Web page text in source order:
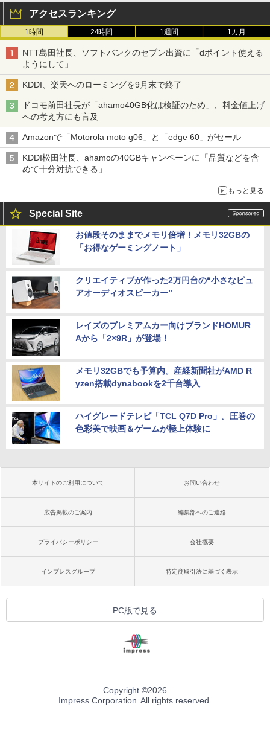
アクセスランキング
1時間 24時間 1週間 1カ月
NTT島田社長、ソフトバンクのセブン出資に「dポイント使える
ようにして」
KDDI、楽天へのローミングを9月末で終了
ドコモ前田社長が「ahamo40GB化は検証のため」、料金値上げ
への考え方にも言及
Amazonで「Motorola moto g06」と「edge 60」がセール
KDDI松田社長、ahamoの40GBキャンペーンに「品質などを含
めて十分対抗できる」
もっと見る
Special Site
お値段そのままでメモリ倍増！メモリ32GBの
「お得なゲーミングノート」
クリエイティブが作った2万円台の“小さなピュ
アオーディオスピーカー”
レイズのプレミアムカー向けブランドHOMUR
Aから「2×9R」が登場！
メモリ32GBでも予算内。産経新聞社がAMD R
yzen搭載dynabookを2千台導入
ハイグレードテレビ「TCL Q7D Pro」。圧巻の
色彩美で映画＆ゲームが極上体験に
本サイトのご利用について お問い合わせ
広告掲載のご案内 編集部へのご連絡
プライバシーポリシー 会社概要
インプレスグループ 特定商取引法に基づく表示
PC版で見る
Copyright ©2026
Impress Corporation. All rights reserved.